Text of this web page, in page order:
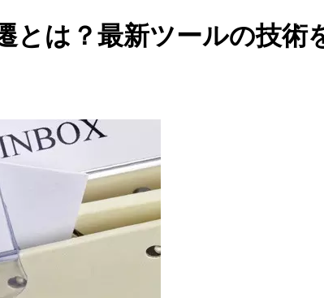
は？最新ツールの技術